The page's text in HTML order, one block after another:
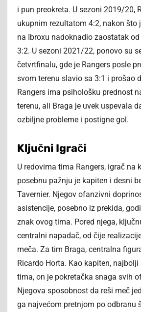
i pun preokreta. U sezoni 2019/20,
ukupnim rezultatom 4:2, nakon što
na Ibroxu nadoknadio zaostatak
3:2. U sezoni 2021/22, ponovo su
četvrtfinalu, gde je Rangers posle
svom terenu slavio sa 3:1 i prošao
Rangers ima psihološku prednost
terenu, ali Braga je uvek uspevala
ozbiljne probleme i postigne gol.
Ključni Igrači
U redovima tima Rangers, igrač na
posebnu pažnju je kapiten i desni
Tavernier. Njegov ofanzivni
asistencije, posebno iz prekida,
znak ovog tima. Pored njega,
centralni napadač, od čije
meča. Za tim Braga, centralna
Ricardo Horta. Kao kapiten,
tima, on je pokretačka snaga svih
Njegova sposobnost da reši meč
ga najvećom pretnjom po odbranu